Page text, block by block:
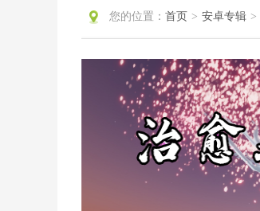
您的位置： 首页 > 安卓专辑 >